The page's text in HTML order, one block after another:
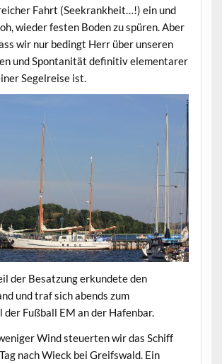
Fahrt (Seekrankheit…!) ein und
wieder festen Boden zu spüren. Aber
wir nur bedingt Herr über unseren
und Spontanität definitiv elementarer
Segelreise ist.
der Besatzung erkundete den
und traf sich abends zum
der Fußball EM an der Hafenbar.
Wind steuerten wir das Schiff
nach Wieck bei Greifswald. Ein